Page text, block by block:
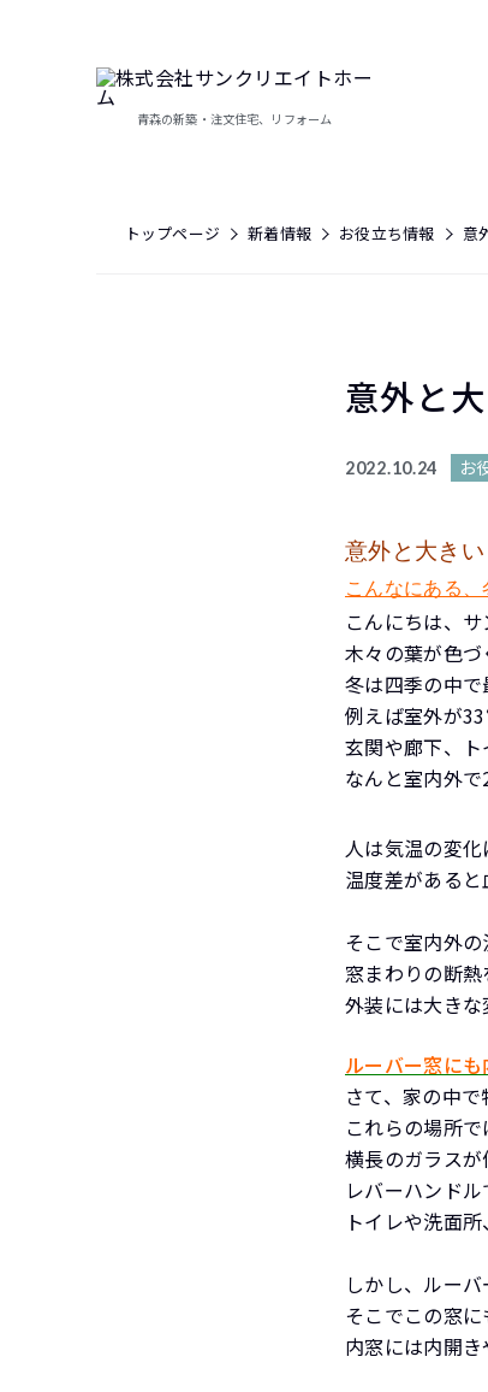
青森の新築・注文住宅、リフォーム
トップページ 新着情報 お役立ち情報 意
意外と
2022.10.24 お
意外と大きい
こんなにある
こんにちは、サ
木々の葉が色づ
冬は四季の中で
例えば室外が
玄関や廊下、
なんと室内外
人は気温の変
温度差があると
そこで室内外
窓まわりの断
外装には大きな
ルーバー窓にも
さて、家の中
これらの場所
横長のガラスが
レバーハンド
トイレや洗面
しかし、ルー
そこでこの窓
内窓には内開き